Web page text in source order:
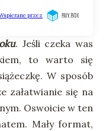
. Jeśli czeka was
to warto się
W sposób
załatwianie się na
Oswoicie w ten
Mały format,